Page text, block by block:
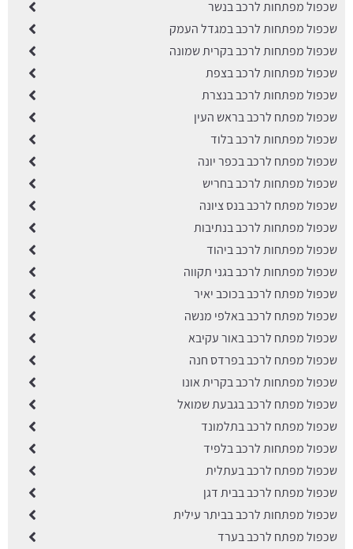
שכפול מפתחות לרכב בנשר
שכפול מפתחות לרכב במגדל העמק
שכפול מפתחות לרכב בקרית שמונה
שכפול מפתחות לרכב בצפת
שכפול מפתחות לרכב בנצרת
שכפול מפתח לרכב בראש העין
שכפול מפתחות לרכב בלוד
שכפול מפתח לרכב בכפר יונה
שכפול מפתחות לרכב בחריש
שכפול מפתח לרכב בנס ציונה
שכפול מפתחות לרכב בנתיבות
שכפול מפתחות לרכב ביהוד
שכפול מפתחות לרכב בגני תקווה
שכפול מפתח לרכב בכוכב יאיר
שכפול מפתח לרכב באלפי מנשה
שכפול מפתח לרכב באור עקיבא
שכפול מפתח לרכב בפרדס חנה
שכפול מפתחות לרכב בקרית אונו
שכפול מפתח לרכב בגבעת שמואל
שכפול מפתח לרכב בתלמונד
שכפול מפתחות לרכב בלפיד
שכפול מפתח לרכב בעתלית
שכפול מפתח לרכב בבית דגן
שכפול מפתחות לרכב בביתר עילית
שכפול מפתח לרכב בערד